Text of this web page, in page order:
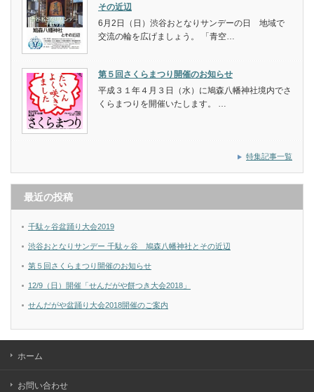
その近辺
6月2日（日）渋谷おとなりサンデーの日 地域で
交流の輪を広げましょう。 「青空…
第５回さくらまつり開催のお知らせ
平成３１年４月３日（水）に鳩森八幡神社境内でさ
くらまつりを開催いたします。 …
特集記事一覧
最近の投稿
千駄ヶ谷盆踊り大会2019
渋谷おとなりサンデー 千駄ヶ谷 鳩森八幡神社とその近辺
第５回さくらまつり開催のお知らせ
12/9（日）開催「せんだがや餅つき大会2018」
せんだがや盆踊り大会2018開催のご案内
ホーム
お問い合わせ